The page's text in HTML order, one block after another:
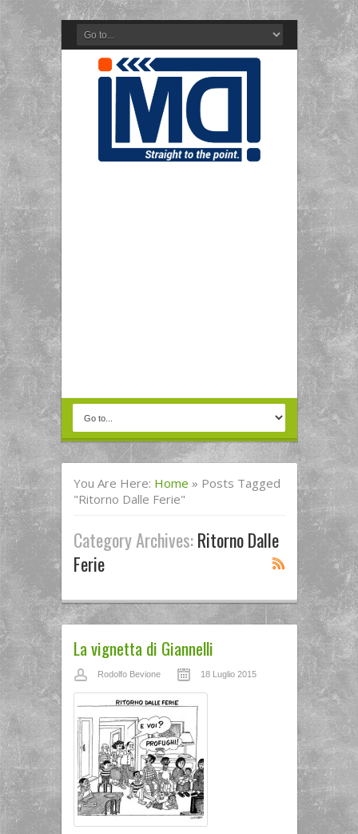
You Are Here: Home » Posts Tagged
"Ritorno Dalle Ferie"
Category Archives:Ritorno Dalle
Ferie
La vignetta di Giannelli
Rodolfo Bevione 18 Luglio 2015